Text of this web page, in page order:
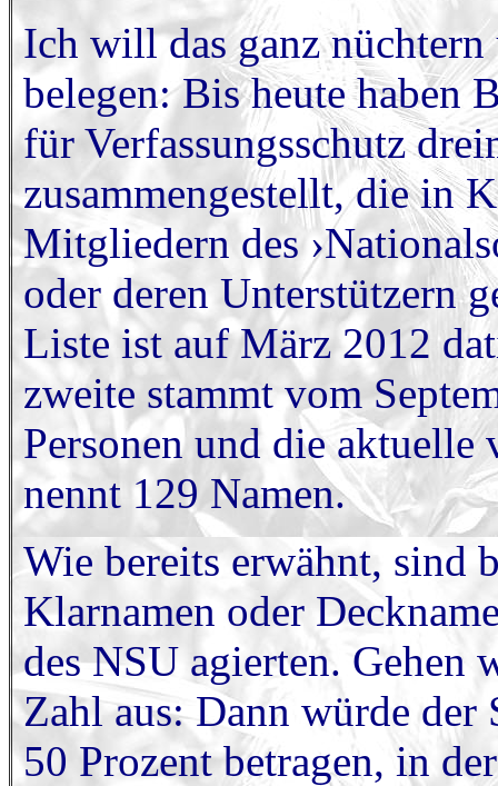
Ich will das ganz
belegen: Bis heute haben
für Verfassungsschutz
zusammengestellt, die in
Mitgliedern des
oder deren Unterstützern
Liste ist auf März 2012
zweite stammt vom
Personen und die aktuelle
nennt 129 Namen.
Wie bereits erwähnt, sind
Klarnamen oder
des NSU agierten. Gehen
Zahl aus: Dann würde der
50 Prozent betragen, in